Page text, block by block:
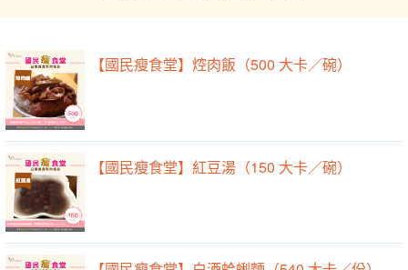
【國民瘦食堂】焢肉飯（500 大卡／碗）
【國民瘦食堂】紅豆湯（150 大卡／碗）